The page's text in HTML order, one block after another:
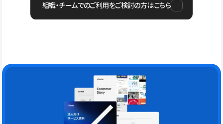
組織・チームでのご利用をご検討の方はこちら